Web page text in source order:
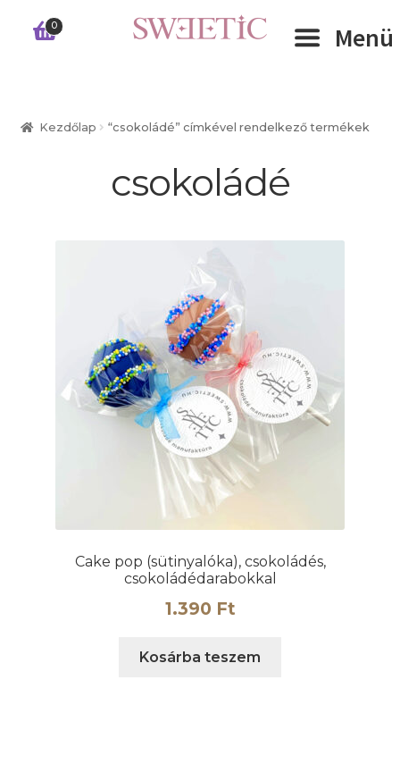
Ugrás
Kilépés
0 Menü
Kezdőlap “csokoládé” címkével rendelkező termékek
csokoládé
Cake pop (sütinyalóka), csokoládés,
csokoládédarabokkal
1.390 Ft
Kosárba teszem